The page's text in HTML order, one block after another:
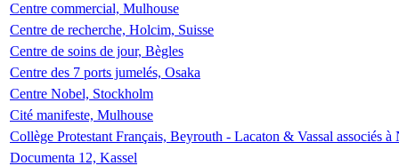
Centre commercial, Mulhouse
Centre de recherche, Holcim, Suisse
Centre de soins de jour, Bègles
Centre des 7 ports jumelés, Osaka
Centre Nobel, Stockholm
Cité manifeste, Mulhouse
Collège Protestant Français, Beyrouth - Lacaton & Vassal associés
Documenta 12, Kassel